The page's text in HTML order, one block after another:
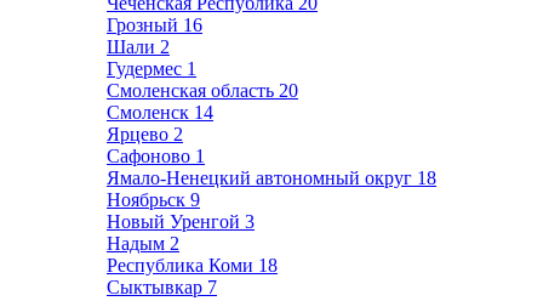
Грозный 16
Шали 2
Гудермес 1
Смоленская область 20
Смоленск 14
Ярцево 2
Сафоново 1
Ямало-Ненецкий автономный округ 18
Ноябрьск 9
Новый Уренгой 3
Надым 2
Республика Коми 18
Сыктывкар 7